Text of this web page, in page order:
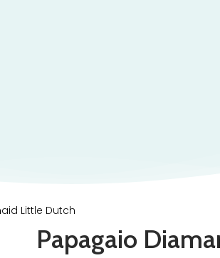
Little Dutch
Papagaio